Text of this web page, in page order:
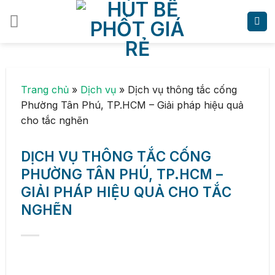
Trang chủ » Dịch vụ » Dịch vụ thông tắc cống
Phường Tân Phú, TP.HCM – Giải pháp hiệu quả
cho tắc nghẽn
DỊCH VỤ THÔNG TẮC CỐNG
PHƯỜNG TÂN PHÚ, TP.HCM –
GIẢI PHÁP HIỆU QUẢ CHO TẮC
NGHẼN